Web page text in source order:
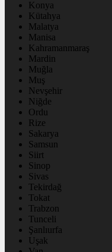
Konya
Kütahya
Malatya
Manisa
Kahramanmaraş
Mardin
Muğla
Muş
Nevşehir
Niğde
Ordu
Rize
Sakarya
Samsun
Siirt
Sinop
Sivas
Tekirdağ
Tokat
Trabzon
Tunceli
Şanlıurfa
Uşak